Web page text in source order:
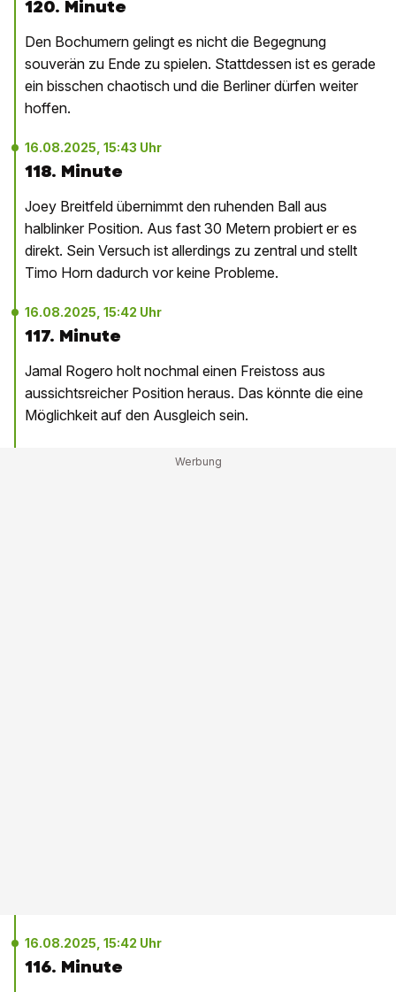
120. Minute
Den Bochumern gelingt es nicht die Begegnung
souverän zu Ende zu spielen. Stattdessen ist es gerade
ein bisschen chaotisch und die Berliner dürfen weiter
hoffen.
16.08.2025, 15:43 Uhr
118. Minute
Joey Breitfeld übernimmt den ruhenden Ball aus
halblinker Position. Aus fast 30 Metern probiert er es
direkt. Sein Versuch ist allerdings zu zentral und stellt
Timo Horn dadurch vor keine Probleme.
16.08.2025, 15:42 Uhr
117. Minute
Jamal Rogero holt nochmal einen Freistoss aus
aussichtsreicher Position heraus. Das könnte die eine
Möglichkeit auf den Ausgleich sein.
16.08.2025, 15:42 Uhr
116. Minute